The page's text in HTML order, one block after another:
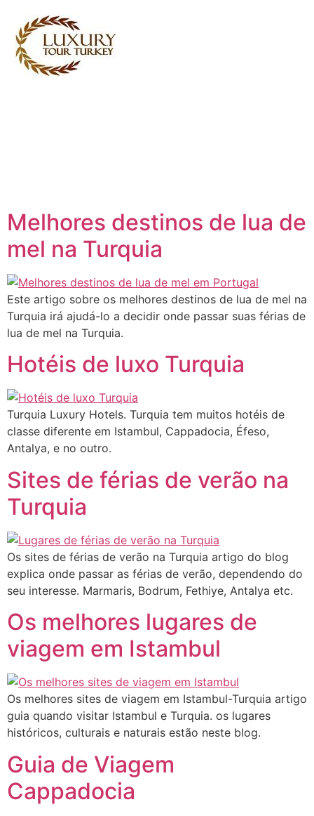
Melhores destinos de lua de
mel na Turquia
Este artigo sobre os melhores destinos de lua de mel na
Turquia irá ajudá-lo a decidir onde passar suas férias de
lua de mel na Turquia.
Hotéis de luxo Turquia
Turquia Luxury Hotels. Turquia tem muitos hotéis de
classe diferente em Istambul, Cappadocia, Éfeso,
Antalya, e no outro.
Sites de férias de verão na
Turquia
Os sites de férias de verão na Turquia artigo do blog
explica onde passar as férias de verão, dependendo do
seu interesse. Marmaris, Bodrum, Fethiye, Antalya etc.
Os melhores lugares de
viagem em Istambul
Os melhores sites de viagem em Istambul-Turquia artigo
guia quando visitar Istambul e Turquia. os lugares
históricos, culturais e naturais estão neste blog.
Guia de Viagem
Cappadocia